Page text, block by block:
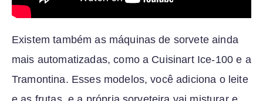
Existem também as máquinas de sorvete ainda
mais automatizadas, como a Cuisinart Ice-100 e a
Tramontina. Esses modelos, você adiciona o leite